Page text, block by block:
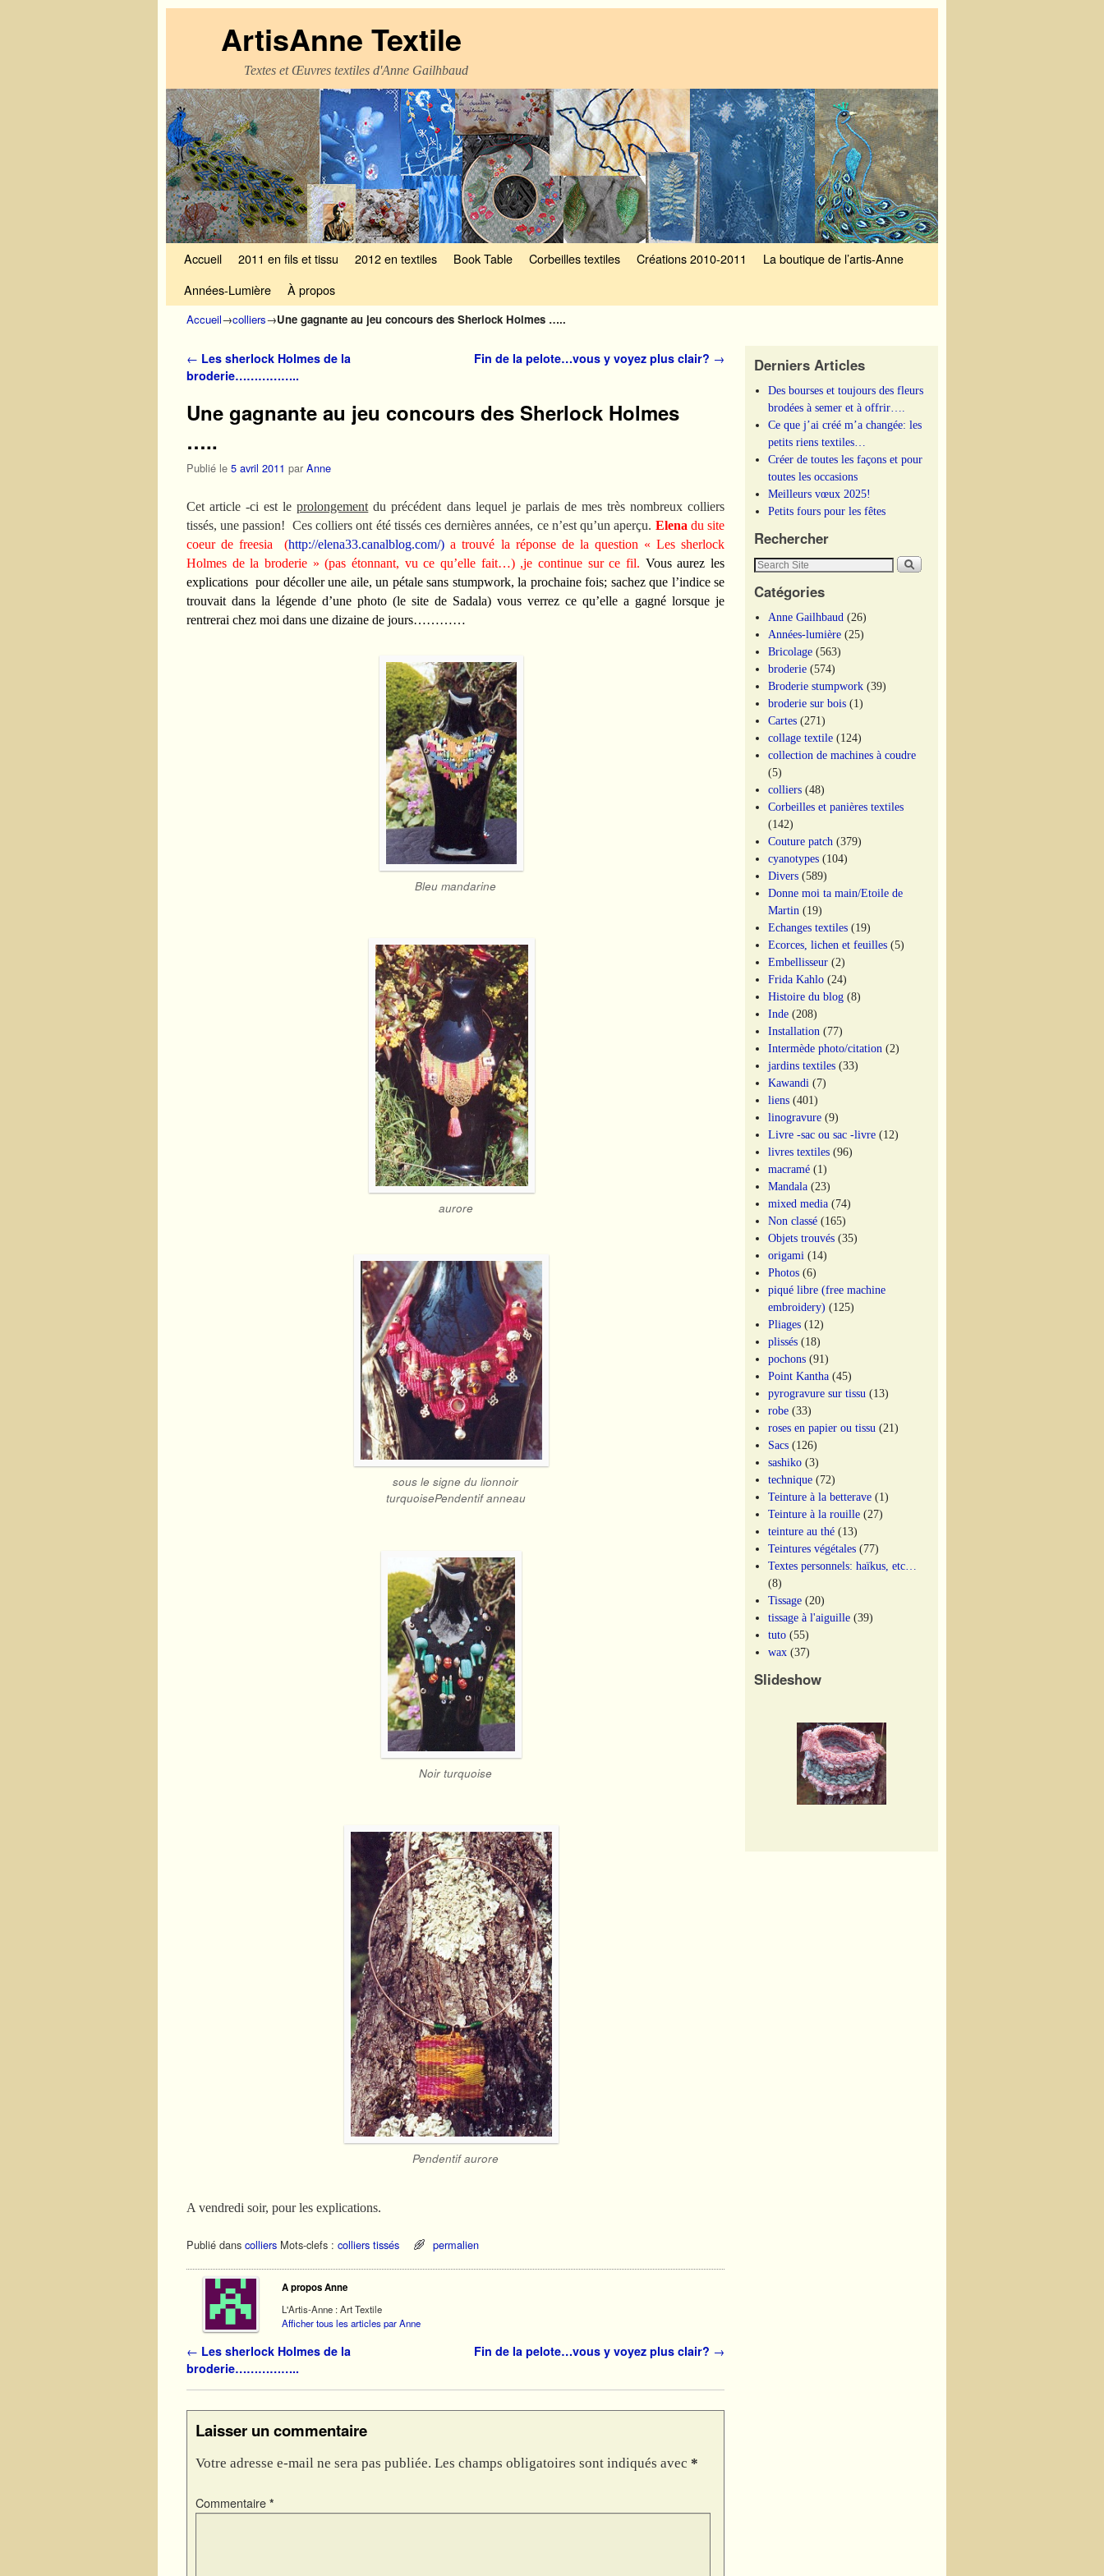
ArtisAnne Textile
Textes et Œuvres textiles d'Anne Gailhbaud
Accueil 2011 en fils et tissu 2012 en textiles Book Table Corbeilles textiles Créations 2010-2011
La boutique de l’artis-Anne
Années-Lumière
À propos
Accueil→colliers→Une gagnante au jeu concours des Sherlock Holmes …..
Navigation des articles
← Les sherlock Holmes de la
broderie……………..
Fin de la pelote…vous y voyez plus clair? →
Une gagnante au jeu concours des Sherlock Holmes
…..
Publié le 5 avril 2011 par Anne
Cet article -ci est leprolongement du précédent dans lequel je parlais de mes très nombreux colliers
tissés, une passion! Ces colliers ont été tissés ces dernières années, ce n’est qu’un aperçu. Elena du site
coeur de freesia (http://elena33.canalblog.com/) a trouvé la réponse de la question « Les sherlock
Holmes de la broderie » (pas étonnant, vu ce qu’elle fait…) ,je continue sur ce fil. Vous aurez les
explications pour décoller une aile, un pétale sans stumpwork, la prochaine fois; sachez que l’indice se
trouvait dans la légende d’une photo (le site de Sadala) vous verrez ce qu’elle a gagné lorsque je
rentrerai chez moi dans une dizaine de jours…………
Bleu mandarine
aurore
sous le signe du lionnoir
turquoisePendentif anneau
Noir turquoise
Pendentif aurore
A vendredi soir, pour les explications.
Publié dans colliers Mots-clefs : colliers tissés permalien
A propos Anne
L'Artis-Anne : Art Textile
Afficher tous les articles par Anne
Navigation des articles
← Les sherlock Holmes de la
broderie……………..
Fin de la pelote…vous y voyez plus clair? →
Laisser un commentaire
Votre adresse e-mail ne sera pas publiée. Les champs obligatoires sont indiqués avec *
Commentaire *
Derniers Articles
Des bourses et toujours des fleurs
brodées à semer et à offrir….
Ce que j’ai créé m’a changée: les
petits riens textiles…
Créer de toutes les façons et pour
toutes les occasions
Meilleurs vœux 2025!
Petits fours pour les fêtes
Rechercher
Catégories
Anne Gailhbaud (26)
Années-lumière (25)
Bricolage (563)
broderie (574)
Broderie stumpwork (39)
broderie sur bois (1)
Cartes (271)
collage textile (124)
collection de machines à coudre
(5)
colliers (48)
Corbeilles et panières textiles
(142)
Couture patch (379)
cyanotypes (104)
Divers (589)
Donne moi ta main/Etoile de
Martin (19)
Echanges textiles (19)
Ecorces, lichen et feuilles (5)
Embellisseur (2)
Frida Kahlo (24)
Histoire du blog (8)
Inde (208)
Installation (77)
Intermède photo/citation (2)
jardins textiles (33)
Kawandi (7)
liens (401)
linogravure (9)
Livre -sac ou sac -livre (12)
livres textiles (96)
macramé (1)
Mandala (23)
mixed media (74)
Non classé (165)
Objets trouvés (35)
origami (14)
Photos (6)
piqué libre (free machine
embroidery) (125)
Pliages (12)
plissés (18)
pochons (91)
Point Kantha (45)
pyrogravure sur tissu (13)
robe (33)
roses en papier ou tissu (21)
Sacs (126)
sashiko (3)
technique (72)
Teinture à la betterave (1)
Teinture à la rouille (27)
teinture au thé (13)
Teintures végétales (77)
Textes personnels: haïkus, etc…
(8)
Tissage (20)
tissage à l'aiguille (39)
tuto (55)
wax (37)
Slideshow